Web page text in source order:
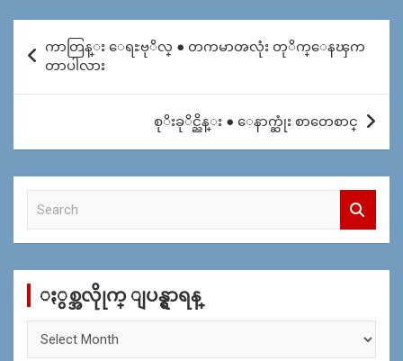
navigation
ကာတြန္း ေရႊဗုိလ္ ● တကမာၻလုံး တုိက္ေနၾက
တာပါလား
စုိးခုိင္ညိန္း ● ေနာက္ဆုံး စာတေစာင္
c
ႏွစ္အလိုုက္ ျပန္ရွာရန္